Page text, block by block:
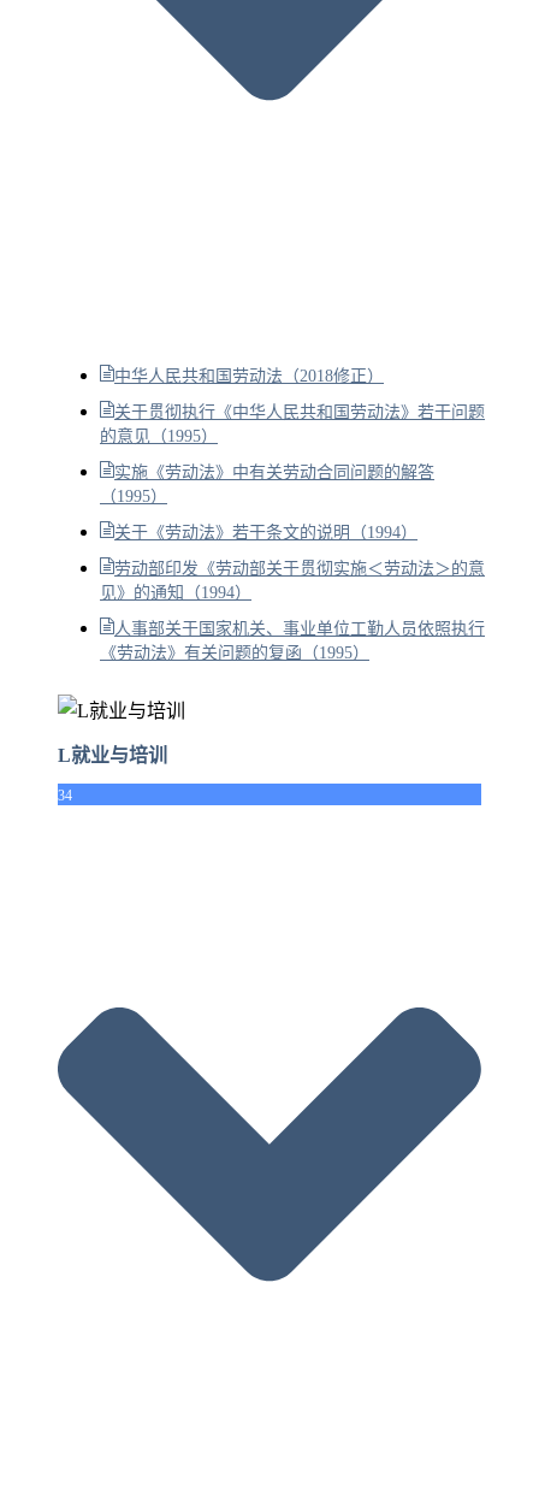
中华人民共和国劳动法（2018修正）
关于贯彻执行《中华人民共和国劳动法》若干问题
的意见（1995）
实施《劳动法》中有关劳动合同问题的解答
（1995）
关于《劳动法》若干条文的说明（1994）
劳动部印发《劳动部关于贯彻实施＜劳动法＞的意
见》的通知（1994）
人事部关于国家机关、事业单位工勤人员依照执行
《劳动法》有关问题的复函（1995）
L就业与培训
34